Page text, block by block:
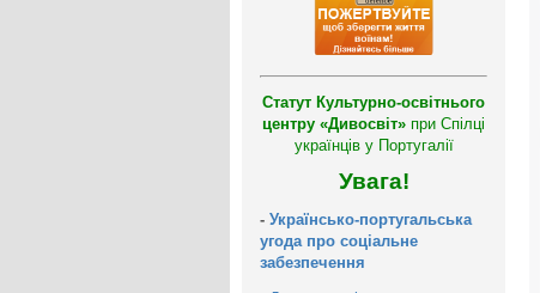
Статут Культурно-освітнього
центру «Дивосвіт» при Спілці
українців у Португалії
Увага!
- Українсько-португальська
угода про соціальне
забезпечення